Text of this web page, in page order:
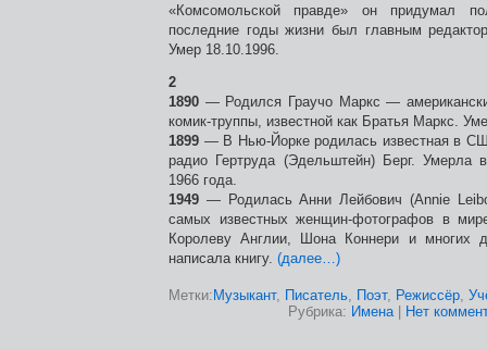
«Комсомольской правде» он придумал
последние годы жизни был главным
Умер 18.10.1996.
2
1890 — Родился Граучо Маркс —
комик-труппы, известной как Братья Маркс.
1899 — В Нью-Йорке родилась известная в
радио Гертруда (Эдельштейн) Берг. Умерла
1966 года.
1949 — Родилась Анни Лейбович (Annie
самых известных женщин-фотографов в
Королеву Англии, Шона Коннери и многих
написала книгу. (далее…)
Метки: Музыкант, Писатель, Поэт, Режиссёр,
Рубрика: Имена| Нет